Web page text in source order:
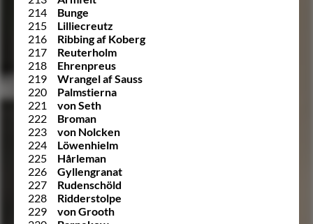
214
Bunge
215
Lilliecreutz
216
Ribbing af Koberg
217
Reuterholm
218
Ehrenpreus
219
Wrangel af Sauss
220
Palmstierna
221
von Seth
222
Broman
223
von Nolcken
224
Löwenhielm
225
Hårleman
226
Gyllengranat
227
Rudenschöld
228
Ridderstolpe
229
von Grooth